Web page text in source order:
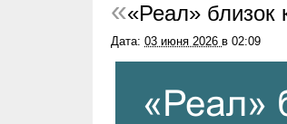
«Реал»
Дата: 03 июня 2026 в 02:09